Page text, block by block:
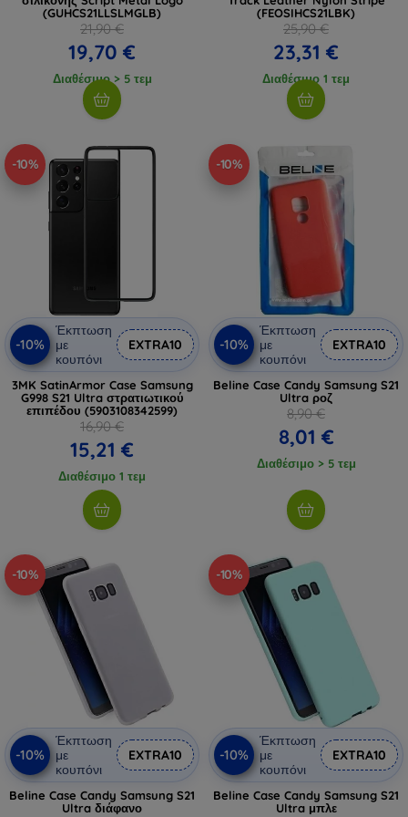
(GUHCS21LLSLMGLB)
21,90 €
19,70 €
Διαθέσιμο > 5 τεμ
(FEOSIHCS21LBK)
25,90 €
23,31 €
Διαθέσιμο 1 τεμ
-10%
-10%
Έκπτωση
με
κουπόνι
EXTRA10
3MK SatinArmor Case Samsung
G998 S21 Ultra στρατιωτικού
επιπέδου (5903108342599)
16,90 €
15,21 €
Διαθέσιμο 1 τεμ
-10%
-10%
Έκπτωση
με
κουπόνι
EXTRA10
Beline Case Candy Samsung S21
Ultra ροζ
8,90 €
8,01 €
Διαθέσιμο > 5 τεμ
-10%
-10%
Έκπτωση
με
κουπόνι
EXTRA10
Beline Case Candy Samsung S21
Ultra διάφανο
-10%
-10%
Έκπτωση
με
κουπόνι
EXTRA10
Beline Case Candy Samsung S21
Ultra μπλε